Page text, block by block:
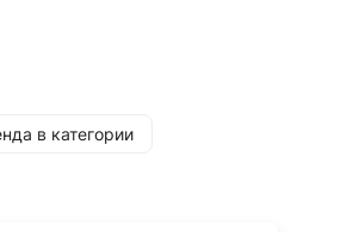
о состоянии аккумулятора, и
во время пути
в категории